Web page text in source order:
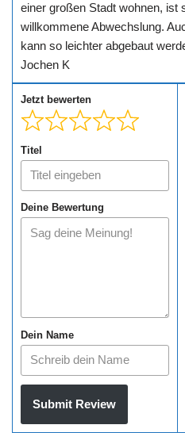
einer großen Stadt wohnen, ist
willkommene Abwechslung.
kann so leichter abgebaut
Jochen K
Jetzt bewerten
Titel
Deine Bewertung
Dein Name
Submit Review